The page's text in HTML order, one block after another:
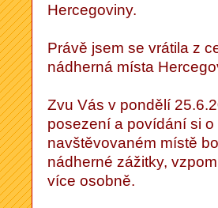
Hercegoviny.
Právě jsem se vrátila z
nádherná místa
Zvu Vás v pondělí
posezení a povídání si
navštěvovaném místě
nádherné zážitky,
více osobně.